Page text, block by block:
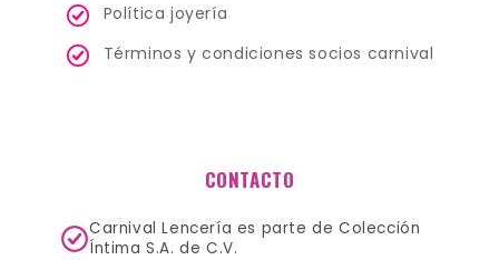
Política joyería
Términos y condiciones socios carnival
CONTACTO
Carnival Lencería es parte de Colección
Íntima S.A. de C.V.